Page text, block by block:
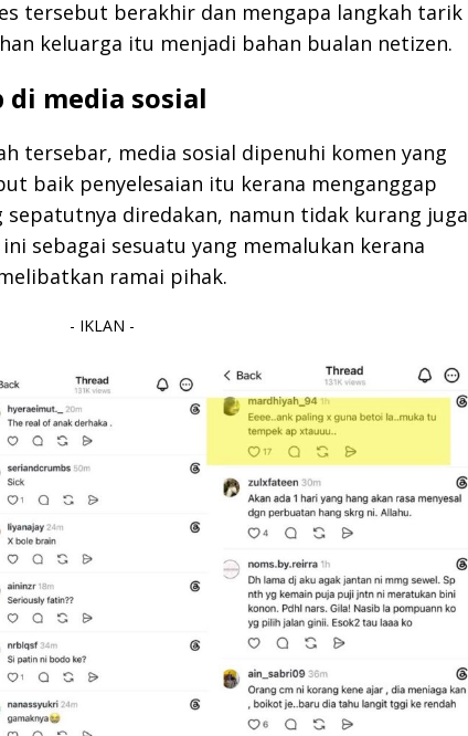
tersebut berakhir dan mengapa langkah tarik
keluarga itu menjadi bahan bualan netizen.
di media sosial
tersebar, media sosial dipenuhi komen yang
baik penyelesaian itu kerana menganggap
diredakan, namun tidak kurang juga
sebagai sesuatu yang memalukan kerana
ramai pihak.
- IKLAN -